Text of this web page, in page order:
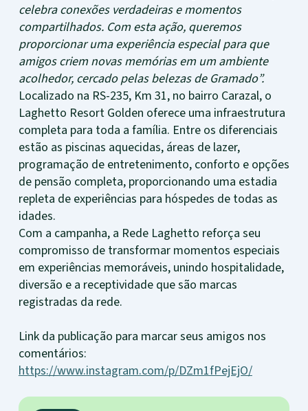
celebra conexões verdadeiras e momentos
compartilhados. Com esta ação, queremos
proporcionar uma experiência especial para que
amigos criem novas memórias em um ambiente
acolhedor, cercado pelas belezas de Gramado”.
Localizado na RS-235, Km 31, no bairro Carazal, o
Laghetto Resort Golden oferece uma infraestrutura
completa para toda a família. Entre os diferenciais
estão as piscinas aquecidas, áreas de lazer,
programação de entretenimento, conforto e opções
de pensão completa, proporcionando uma estadia
repleta de experiências para hóspedes de todas as
idades.
Com a campanha, a Rede Laghetto reforça seu
compromisso de transformar momentos especiais
em experiências memoráveis, unindo hospitalidade,
diversão e a receptividade que são marcas
registradas da rede.
Link da publicação para marcar seus amigos nos
comentários:
https://www.instagram.com/p/DZm1fPejEjO/